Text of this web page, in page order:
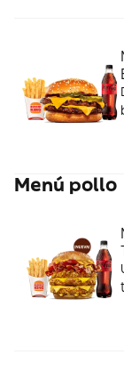
Menú pollo